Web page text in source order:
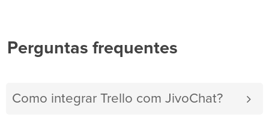
Perguntas frequentes
Como integrar Trello com JivoChat?